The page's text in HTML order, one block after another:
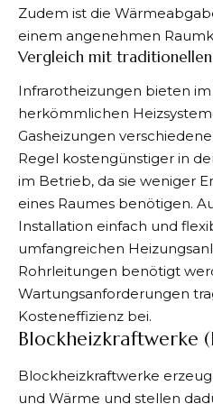
Zudem ist die
einem angenehmen
Vergleich mit
Infrarotheizungen bieten im
herkömmlichen
Gasheizungen
Regel kostengünstiger in
im Betrieb, da sie weniger
eines Raumes benötigen.
Installation einfach und
umfangreichen
Rohrleitungen benötigt
Wartungsanforderungen
Kosteneffizienz bei.
Blockheizkraftwerke
Blockheizkraftwerke
und Wärme und stellen